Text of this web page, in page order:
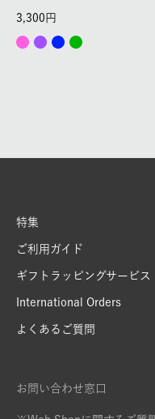
3,300
特集
ご利用ガイド
ギフトラッピングサービス
International Orders
よくあるご質問
お問い合わせ窓口